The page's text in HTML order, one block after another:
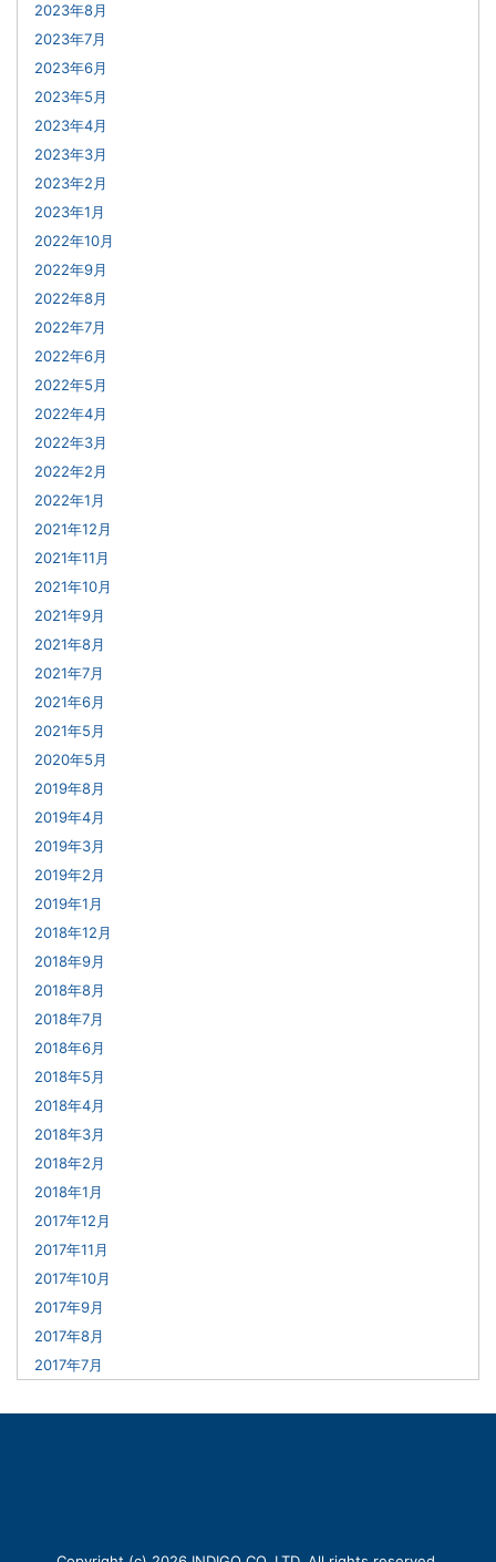
2023年8月
2023年7月
2023年6月
2023年5月
2023年4月
2023年3月
2023年2月
2023年1月
2022年10月
2022年9月
2022年8月
2022年7月
2022年6月
2022年5月
2022年4月
2022年3月
2022年2月
2022年1月
2021年12月
2021年11月
2021年10月
2021年9月
2021年8月
2021年7月
2021年6月
2021年5月
2020年5月
2019年8月
2019年4月
2019年3月
2019年2月
2019年1月
2018年12月
2018年9月
2018年8月
2018年7月
2018年6月
2018年5月
2018年4月
2018年3月
2018年2月
2018年1月
2017年12月
2017年11月
2017年10月
2017年9月
2017年8月
2017年7月